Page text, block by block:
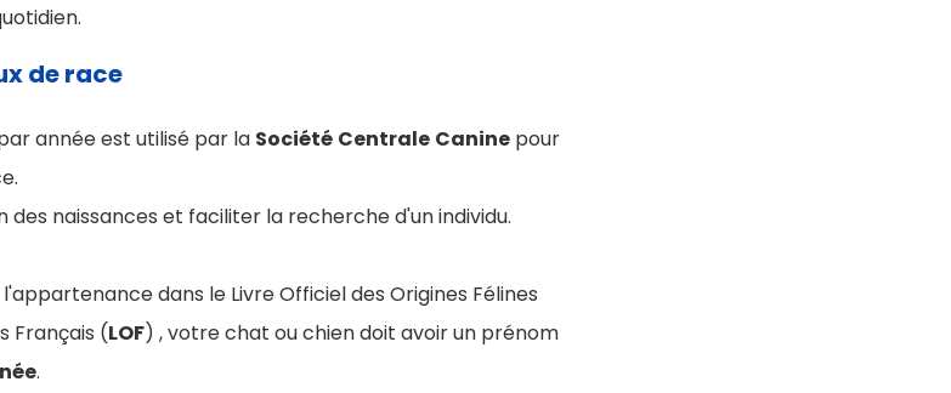
de race
année est utilisé par la Société Centrale Canine pour
.
naissances et faciliter la recherche d'un individu.
dans le Livre Officiel des Origines Félines
Français (LOF) , votre chat ou chien doit avoir un prénom
.